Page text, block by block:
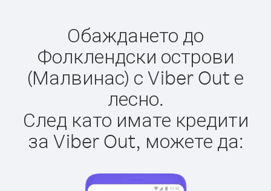
Обаждането до
Фолклендски острови
(Малвинас) с Viber Out е
лесно.
След като имате кредити
за Viber Out, можете да: